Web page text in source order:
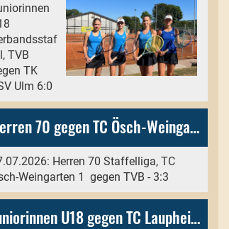
TVB
TK
Ulm 6:0
Herren 70 gegen TC Ösch-Weingarten 1
Herren 70 Staffelliga, TC
Weingarten 1 gegen TVB - 3:3
Juniorinnen U18 gegen TC Laupheim